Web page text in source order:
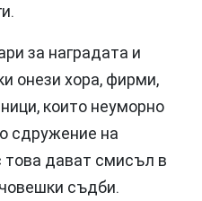
за наградата и
онези хора, фирми,
които неуморно
сдружение на
това дават смисъл в
съдби.